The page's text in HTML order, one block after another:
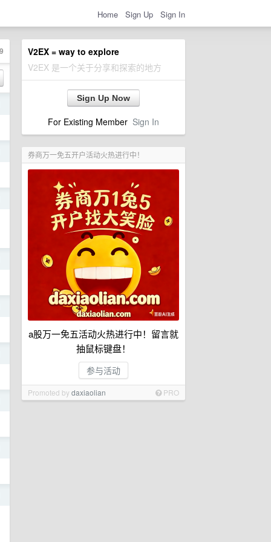
Home Sign Up Sign In
V2EX = way to explore
V2EX 是一个关于分享和探索的地方
Sign Up Now
For Existing Member Sign In
券商万一免五开户活动火热进行中！
a股万一免五活动火热进行中！留言就
抽鼠标键盘！
参与活动
Promoted bydaxiaolian PRO